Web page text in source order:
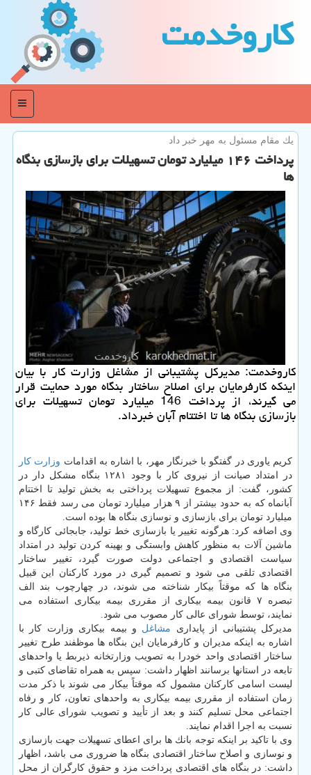
كاروخدمت
منو
یك مقام مسئول به مهر خبر داد
پرداخت ۱۴۶ میلیارد تومان تسهیلات برای بازسازی بنگاه
ها
كاروخدمت: مدیركل پشتیبانی از مشاغل وزارت كار با بیان
اینكه كارفرمایان برای اصلاح ساختار بنگاه مورد حمایت قرار
می گیرند، از پرداخت 146 میلیارد تومان تسهیلات برای
بازسازی بنگاه ها تا اختتام آبان خبرداد.
كریم یاوری در گفتگو با خبرنگار مهر، با اشاره به اقدامات وزارت كار
در امتداد صیانت از نیروی كار با وجود ۱۲۸۱ بنگاه مشكل دار در
كشور، گفت: از مجموع تسهیلات پرداختی به بخش تولید تا اختتام
آبانماه كه به حدود بیشتر از ۹ هزار میلیارد تومان می رسد فقط ۱۴۶
میلیارد تومان برای بازسازی و نوسازی بنگاه ها بوده است.
وی اضافه كرد: هرگونه تغییر یا بازسازی خط تولید، جابجائی كارگاه و
ماشین آلات به منظور كاهش وابستگی و بهینه كردن تولید در امتداد
سیاست اقتصادی و اجتماعی دولت صورت گیرد، تغییر ساختار
اقتصادی تلقی می شود و تصمیم گیری در مورد كاركنان این قبیل
بنگاه ها كه موقتاً بیكار شناخته می شوند، در چهارچوب بند الف
تبصره ۷ قانون بیمه بیكاری از مقرری بیمه بیكاری استفاده می
نمایند، توسط شورای عالی كار مصوب می شود.
مدیركل پشتیبانی از پایداری مشاغل و بیمه بیكاری وزارت كار با
اشاره به اینكه مدیران و كارفرمایان این بنگاه ها موظفند طرح تغییر
ساختار اقتصادی واحد خودرا به تصویب وزارتخانه ذیربط یا واحدهای
تابعه در استانها برسانند اظهار داشت: سپس به همراه تقاضای كتبی و
لیست اسامی كاركنان مشمول كه موقتاً بیكار می شوند با ذكر مدت
زمان استفاده از مقرری بیمه بیكاری به واحدهای تعاون، كار و رفاه
اجتماعی محل تسلیم كنند و بعد از تأیید و تصویب شورای عالی كار
نسبت به اجرا اقدام نمایند.
وی با تاكید بر اینكه توجه بانك ها برای اعطای تسهیلات جهت بازسازی
و نوسازی و اصلاح ساختار اقتصادی بنگاه ها ضروری می باشد، اظهار
داشت: در بنگاه های اقتصادی پرداخت مزد و حقوق كارگران از محل